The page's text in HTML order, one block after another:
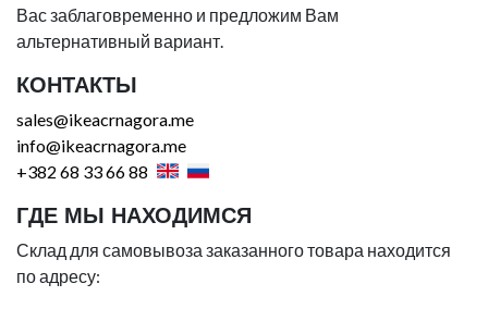
Вас заблаговременно и предложим Вам
альтернативный вариант.
КОНТАКТЫ
sales@ikeacrnagora.me
info@ikeacrnagora.me
+382 68 33 66 88
ГДЕ МЫ НАХОДИМСЯ
Склад для самовывоза заказанного товара находится
по адресу: